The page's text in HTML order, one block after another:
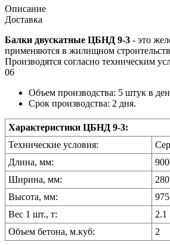
Описание
Доставка
Балки двускатные ЦБНД 9-3 - это
применяются в жилищном
Производятся согласно техническим
06
Объем производства: 5 штук в
Срок производства: 2 дня.
Характеристики ЦБНД 9-3:
Технические условия:
Длина, мм:
Ширина, мм:
280
Высота, мм:
975
Вес 1 шт., т:
2.1
Объем бетона, м.куб:
2